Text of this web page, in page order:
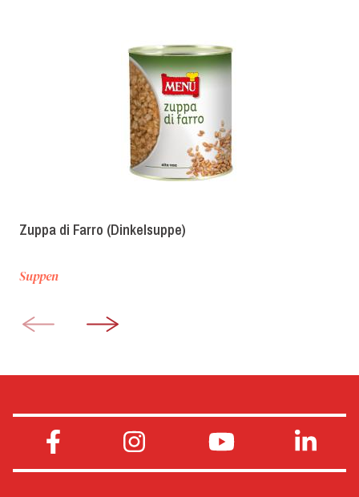
Zuppa di Farro (Dinkelsuppe)
Suppen